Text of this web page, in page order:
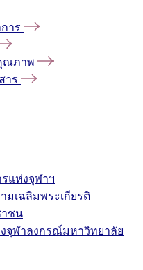
าร
ณภาพ
าร
แห่งจุฬาฯ
มเฉลิมพระเกียรติ
าชน
จุฬาลงกรณ์มหาวิทยาลัย